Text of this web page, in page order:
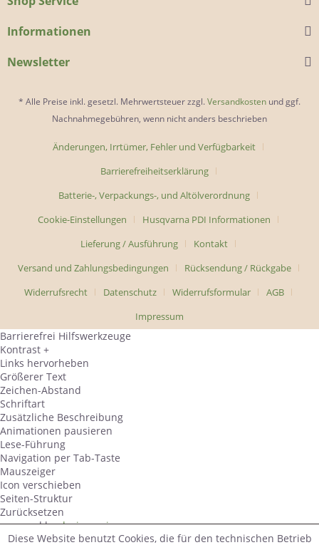
Informationen
Newsletter
* Alle Preise inkl. gesetzl. Mehrwertsteuer zzgl.Versandkosten und ggf.
Nachnahmegebühren, wenn nicht anders beschrieben
Änderungen, Irrtümer, Fehler und Verfügbarkeit
Barrierefreiheitserklärung
Batterie-, Verpackungs-, und Altölverordnung
Cookie-Einstellungen
Husqvarna PDI Informationen
Lieferung / Ausführung
Kontakt
Versand und Zahlungsbedingungen
Rücksendung / Rückgabe
Widerrufsrecht
Datenschutz Widerrufsformular
AGB
Impressum
Diese Website benutzt Cookies, die für den technischen Betrieb
Barrierefrei Hilfswerkzeuge
Kontrast +
Links hervorheben
Größerer Text
Zeichen-Abstand
Schriftart
Zusätzliche Beschreibung
Animationen pausieren
Lese-Führung
Navigation per Tab-Taste
Mauszeiger
Icon verschieben
Seiten-Struktur
Zurücksetzen
powered bydesignverign